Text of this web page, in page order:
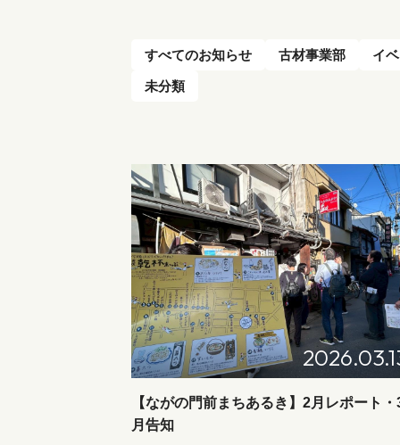
すべてのお知らせ 古材事業部 イ
未分類
【ながの門前まちあるき】2月レポート・
月告知